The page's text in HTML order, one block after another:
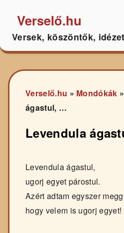
Verselő.hu
Versek, köszöntők,
Verselő.hu » Mondókák »
ágastul, …
Levendula
Levendula ágastul,
ugorj egyet párostul.
Azért adtam egyszer
hogy velem is ugorj egyet!